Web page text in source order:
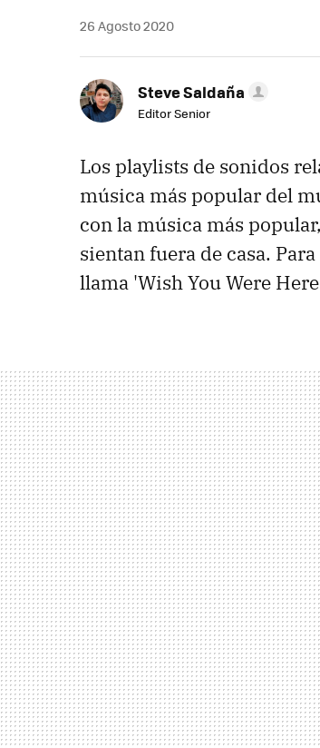
26 Agosto 2020
Steve Saldaña
Editor Senior
Los playlists de sonidos
música más popular del
con la música más
sientan fuera de casa.
llama 'Wish You Were